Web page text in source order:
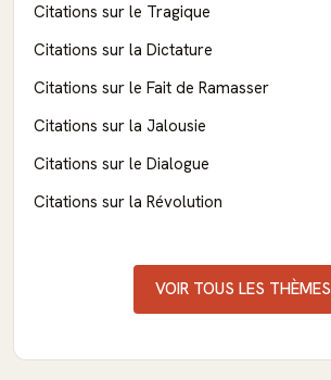
Citations sur le Tragique
Citations sur la Dictature
Citations sur le Fait de Ramasser
Citations sur la Jalousie
Citations sur le Dialogue
Citations sur la Révolution
VOIR TOUS LES THÈMES